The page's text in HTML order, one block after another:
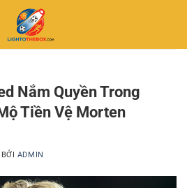
Nắm Quyền Trong
Tiền Vệ Morten
BỞI ADMIN